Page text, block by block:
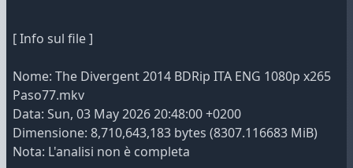
[ Info sul file ]
Nome: The Divergent 2014 BDRip ITA ENG 1080p x265
Paso77.mkv
Data: Sun, 03 May 2026 20:48:00 +0200
Dimensione: 8,710,643,183 bytes (8307.116683 MiB)
Nota: L'analisi non è completa